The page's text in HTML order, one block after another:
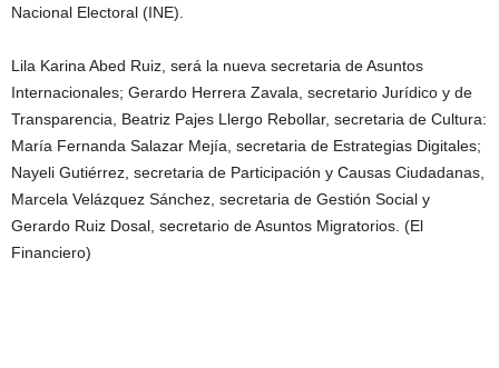
Nacional Electoral (INE).
Lila Karina Abed Ruiz, será la nueva secretaria de Asuntos
Internacionales; Gerardo Herrera Zavala, secretario Jurídico y de
Transparencia, Beatriz Pajes Llergo Rebollar, secretaria de Cultura:
María Fernanda Salazar Mejía, secretaria de Estrategias Digitales;
Nayeli Gutiérrez, secretaria de Participación y Causas Ciudadanas,
Marcela Velázquez Sánchez, secretaria de Gestión Social y
Gerardo Ruiz Dosal, secretario de Asuntos Migratorios. (El
Financiero)